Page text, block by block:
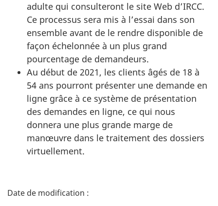
adulte qui consulteront le site Web d’IRCC.
Ce processus sera mis à l’essai dans son
ensemble avant de le rendre disponible de
façon échelonnée à un plus grand
pourcentage de demandeurs.
Au début de 2021, les clients âgés de 18 à
54 ans pourront présenter une demande en
ligne grâce à ce système de présentation
des demandes en ligne, ce qui nous
donnera une plus grande marge de
manœuvre dans le traitement des dossiers
virtuellement.
D